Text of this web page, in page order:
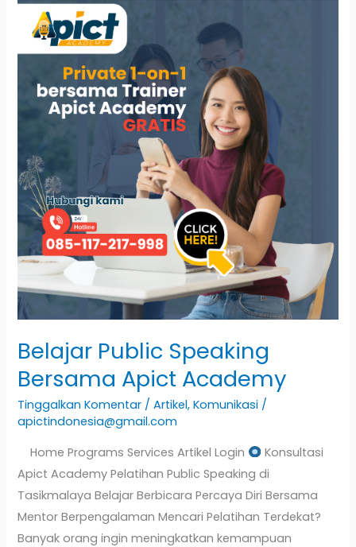
Belajar Public Speaking
Bersama Apict Academy
Tinggalkan Komentar /Artikel,Komunikasi /
apictindonesia@gmail.com
Home Programs Services Artikel Login
Konsultasi
Apict Academy Pelatihan Public Speaking di
Tasikmalaya Belajar Berbicara Percaya Diri Bersama
Mentor Berpengalaman Mencari Pelatihan Terdekat?
Banyak orang ingin meningkatkan kemampuan
Belajar
Public
Speaking
Bersama
Apict
Academy